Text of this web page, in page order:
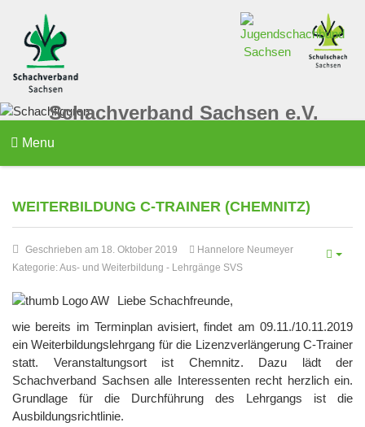
Schachverband Sachsen e.V.
Menu
WEITERBILDUNG C-TRAINER (CHEMNITZ)
Geschrieben am 18. Oktober 2019
Hannelore Neumeyer
Kategorie:Aus- und Weiterbildung - Lehrgänge SVS
Liebe Schachfreunde,
wie bereits im Terminplan avisiert, findet am 09.11./10.11.2019
ein Weiterbildungslehrgang für die Lizenzverlängerung C-Trainer
statt. Veranstaltungsort ist Chemnitz. Dazu lädt der
Schachverband Sachsen alle Interessenten recht herzlich ein.
Grundlage für die Durchführung des Lehrgangs ist die
Ausbildungsrichtlinie.